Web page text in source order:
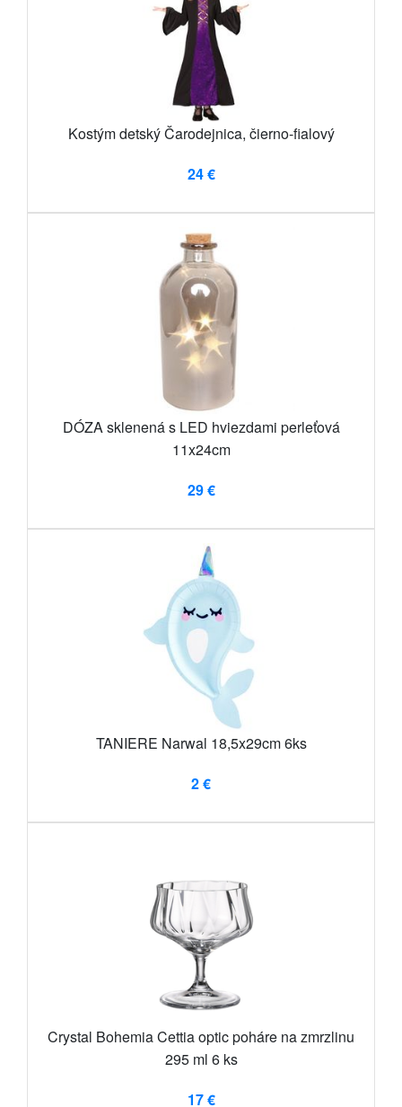
Kostým detský Čarodejnica, čierno-fialový
24 €
DÓZA sklenená s LED hviezdami perleťová
11x24cm
29 €
TANIERE Narwal 18,5x29cm 6ks
2 €
Crystal Bohemia Cettia optic poháre na zmrzlinu
295 ml 6 ks
17 €